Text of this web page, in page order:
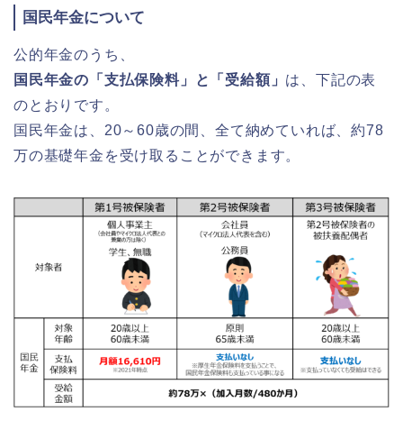
国民年金について
公的年金のうち、
国民年金の「支払保険料」と「受給額」 は、下記の表
のとおりです。
国民年金は、20～60歳の間、全て納めていれば、約78
万の基礎年金を受け取ることができます。